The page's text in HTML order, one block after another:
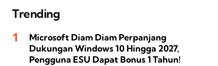
Trending
Microsoft Diam Diam Perpanjang
Dukungan Windows 10 Hingga 2027,
Pengguna ESU Dapat Bonus 1 Tahun!